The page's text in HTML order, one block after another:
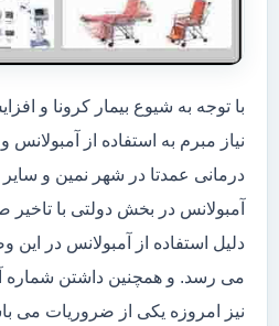
با توجه به شیوع بیمار کرونا و
نیاز مبرم به استفاده از آمبولانس
درمانی عمدتا در شهر نمین و سایر
آمبولانس در بخش دولتی با
دلیل استفاده از آمبولانس در
می رسد. و همچنین داشتن
نیز امروزه یکی از ضروریات می